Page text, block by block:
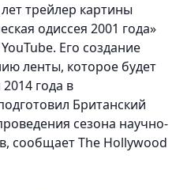
трейлер картины
одиссея 2001 года»
Его создание
ленты, которое будет
года в
Британский
сезона научно-
сообщает The Hollywood